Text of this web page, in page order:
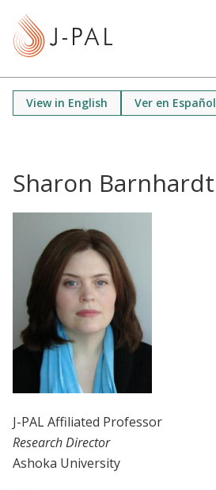
View in English Ver en Español
Sharon Barnhardt
J-PAL Affiliated Professor
Research Director
Ashoka University